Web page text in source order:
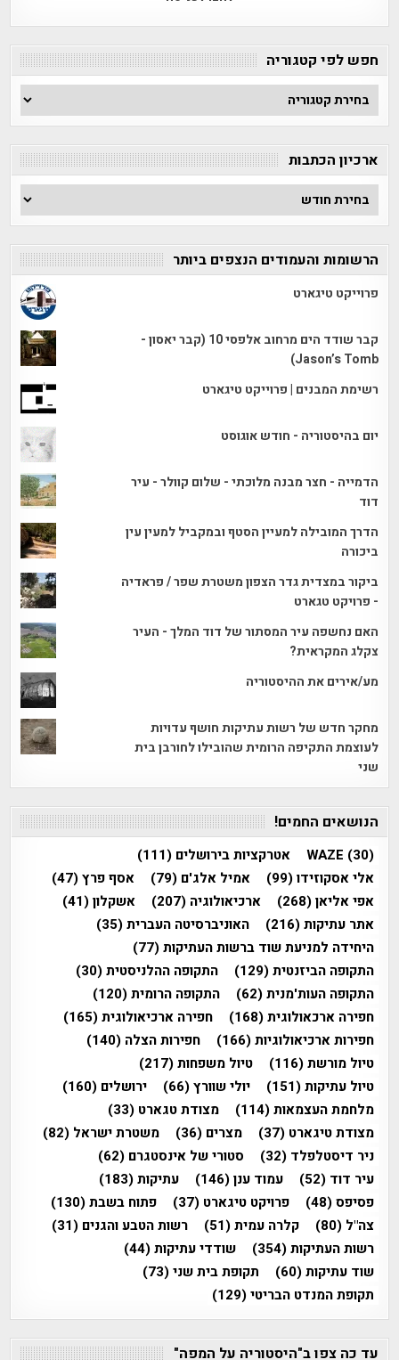
חפש לפי קטגוריה
חפש
לפי
ארכיון הכתבות
ארכיון
הכתבות
הרשומות והעמודים הנצפים ביותר
פרוייקט טיגארט
קבר שודד הים מרחוב אלפסי 10 (קבר יאסון -
Jason’s Tomb)
רשימת המבנים | פרוייקט טיגארט
יום בהיסטוריה - חודש אוגוסט
הדמייה - חצר מבנה מלוכתי - שלום קוולר - עיר
דוד
הדרך המובילה למעיין הסטף ובמקביל למעין עין
ביכורה
ביקור במצדית גדר הצפון משטרת שפר / פראדיה
- פרויקט טגארט
האם נחשפה עיר המסתור של דוד המלך - העיר
צקלג המקראית?
מע/אירים את ההיסטוריה
מחקר חדש של רשות עתיקות חושף עדויות
לעוצמת התקיפה הרומית שהובילו לחורבן בית
שני
הנושאים החמים!
WAZE (30) אטרקציות בירושלים (111)
אלי אסקוזידו(99) אמיל אלג'ם (79) אסף פרץ(47)
אפי אליאן(268) ארכיאולוגיה (207) אשקלון(41)
אתר עתיקות(216) האוניברסיטה העברית(35)
היחידה למניעת שוד ברשות העתיקות(77)
התקופה הביזנטית(129) התקופה ההלניסטית(30)
התקופה העות'מנית(62) התקופה הרומית(120)
חפירה ארכאולוגית(168) חפירה ארכיאולוגית(165)
חפירות ארכיאולוגיות(166) חפירות הצלה (140)
טיול מורשת(116) טיול משפחות(217)
טיול עתיקות(151) יולי שוורץ(66) ירושלים (160)
מלחמת העצמאות(114) מצודת טגארט (33)
מצודת טיגארט (37) מצרים (36) משטרת ישראל (82)
ניר דיסטלפלד (32) סטורי של אינסטגרם (62)
עיר דוד (52) עמוד ענן(146) עתיקות(183)
פסיפס(48) פרויקט טיגארט (37) פתוח בשבת(130)
צה"ל (80) קלרה עמית(51) רשות הטבע והגנים (31)
רשות העתיקות(354) שודדי עתיקות(44)
שוד עתיקות(60) תקופת בית שני(73)
תקופת המנדט הבריטי(129)
עד כה צפו ב"היסטוריה על המפה"